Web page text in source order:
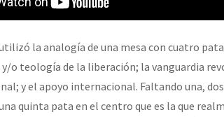
la analogía de una mesa con cuatro
o teología de la liberación; la vanguardia
y el apoyo internacional. Faltando una,
quinta pata en el centro que es la que